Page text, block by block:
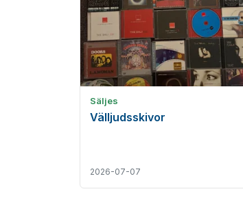
Säljes
Välljudsskivor
2026-07-07